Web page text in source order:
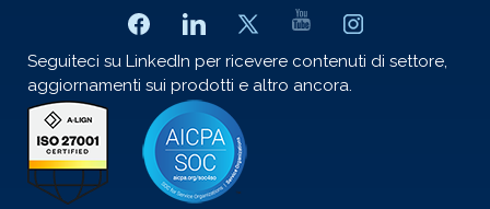
Seguiteci su LinkedIn per ricevere contenuti di settore,
aggiornamenti sui prodotti e altro ancora.